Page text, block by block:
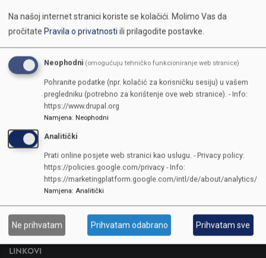
KONTAKTI
SKUPŠTINA
Adresa: Sarajevo, Reisa Džemaludina Čauševića 1
387 33 562-044
387 33 562-210
skupstina@skupstina.ks.gov.ba
LINKOVI
Na našoj internet stranici koriste se kolačići. Molimo Vas da
pročitate Pravila o privatnostiili prilagodite postavke.
Neophodni (omogućuju tehničko funkcioniranje web stranice)
Pohranite podatke (npr. kolačić za korisničku sesiju) u vašem
pregledniku (potrebno za korištenje ove web stranice). - Info:
https://www.drupal.org
Namjena: Neophodni
Analitički
Prati online posjete web stranici kao uslugu. - Privacy policy:
https://policies.google.com/privacy - Info:
https://marketingplatform.google.com/intl/de/about/analytics/
Namjena: Analitički
Ne prihvatam Prihvatam odabrano Prihvatam sve